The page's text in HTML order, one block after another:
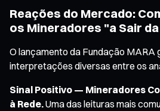
Reações do Mercado:
os Mineradores "a Sair
O lançamento da Fundação MARA
interpretações diversas entre os
Sinal Positivo — Mineradores
à Rede.Uma das leituras mais